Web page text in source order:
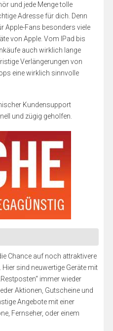
und jede Menge tolle
Adresse für dich. Denn
Apple-Fans besonders viele
von Apple. Vom IPad bis
auch wirklich lange
Verlängerungen von
eine wirklich sinnvolle
Kundensupport
und zügig geholfen.
Chance auf noch attraktivere
sind neuwertige Geräte mit
immer wieder
Aktionen, Gutscheine und
Angebote mit einer
Fernseher, oder einem